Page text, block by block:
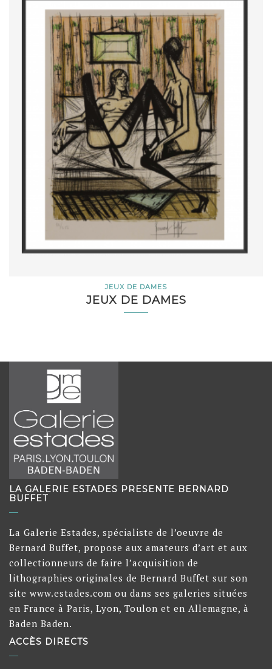
JEUX DE DAMES
JEUX DE DAMES
LA GALERIE ESTADES PRESENTE BERNARD
BUFFET
La Galerie Estades, spécialiste de l’oeuvre de
Bernard Buffet, propose aux amateurs d’art et aux
collectionneurs de faire l’acquisition de
lithographies originales de Bernard Buffet sur son
site www.estades.com ou dans ses galeries situées
en France à Paris, Lyon, Toulon et en Allemagne, à
Baden Baden.
ACCÈS DIRECTS